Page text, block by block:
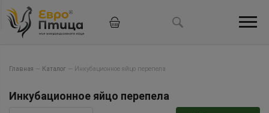
Главная — Каталог — Инкубационное яйцо перепела
Инкубационное яйцо перепела